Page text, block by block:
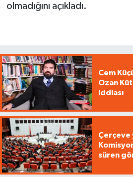
olmadığını açıkladı.
Cem
Ozan
iddiası
Çerçeve
süren